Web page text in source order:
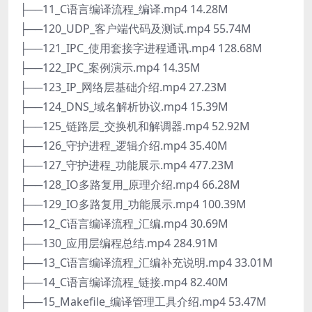
├──11_C语言编译流程_编译.mp4 14.28M
├──120_UDP_客户端代码及测试.mp4 55.74M
├──121_IPC_使用套接字进程通讯.mp4 128.68M
├──122_IPC_案例演示.mp4 14.35M
├──123_IP_网络层基础介绍.mp4 27.23M
├──124_DNS_域名解析协议.mp4 15.39M
├──125_链路层_交换机和解调器.mp4 52.92M
├──126_守护进程_逻辑介绍.mp4 35.40M
├──127_守护进程_功能展示.mp4 477.23M
├──128_IO多路复用_原理介绍.mp4 66.28M
├──129_IO多路复用_功能展示.mp4 100.39M
├──12_C语言编译流程_汇编.mp4 30.69M
├──130_应用层编程总结.mp4 284.91M
├──13_C语言编译流程_汇编补充说明.mp4 33.01M
├──14_C语言编译流程_链接.mp4 82.40M
├──15_Makefile_编译管理工具介绍.mp4 53.47M